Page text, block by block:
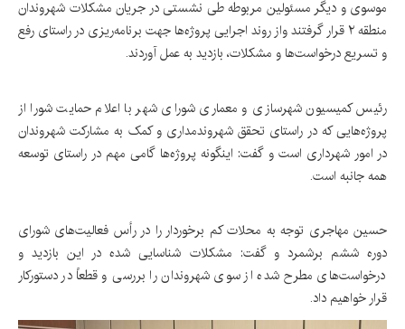
موسوی و دیگر مسئولین مربوطه طی نشستی در جریان مشکلات شهروندان
منطقه ۲ قرار گرفتند واز روند اجرایی پروژه‌ها جهت برنامه‌ریزی در راستای رفع
و تسریع درخواست‌ها و مشکلات، بازدید به عمل آوردند.
رئیس کمیسیون شهرسازی و معماری شورای شهر با اعلام حمایت شورا از
پروژه‌هایی که در راستای تحقق شهروندمداری و کمک به مشارکت شهروندان
در امور شهرداری است و گفت: اینگونه پروژه‌ها گامی مهم در راستای توسعه
همه جانبه است.
حسین مهاجری توجه به محلات کم برخوردار را در رأس فعالیت‌های شورای
دوره ششم برشمرد و گفت: مشکلات شناسایی شده در این بازدید و
درخواست‌های مطرح شده از سوی شهروندان را بررسی و قطعاً در دستورکار
قرار خواهیم داد.